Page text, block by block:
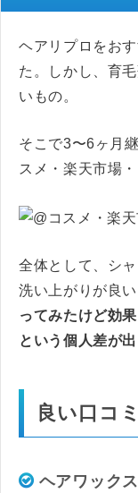
ヘアリプロをお
た。しかし、育
いもの。
そこで3〜6ヶ月
スメ・楽天市場
全体として、シ
洗い上がりが良
ってみたけど効
という個人差が
良い口コミ
ヘアワック